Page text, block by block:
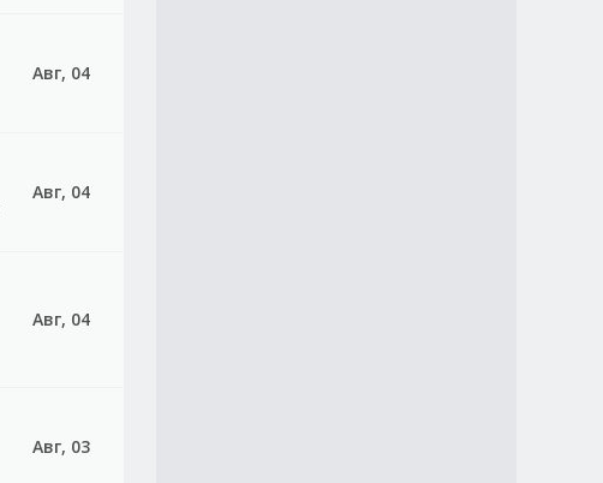
Авг, 04
Авг, 04
Авг, 04
Авг, 03